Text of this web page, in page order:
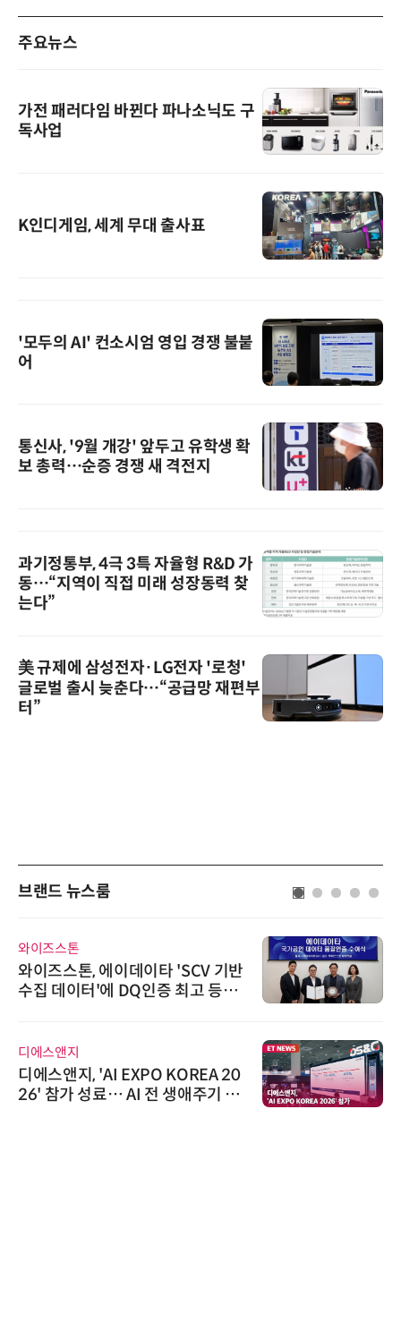
주요뉴스
가전 패러다임 바뀐다 파나소닉도 구
독사업
K인디게임, 세계 무대 출사표
'모두의 AI' 컨소시엄 영입 경쟁 불붙
어
통신사, '9월 개강' 앞두고 유학생 확
보 총력…순증 경쟁 새 격전지
과기정통부, 4극 3특 자율형 R&D 가
동…“지역이 직접 미래 성장동력 찾
는다”
美 규제에 삼성전자·LG전자 '로청'
글로벌 출시 늦춘다…“공급망 재편부
터”
브랜드 뉴스룸
AIPD
“특허분석도 AI와 함께”…IP산업
'AX' 시대 본격화, 지식재산처 1호
다래전략사업화센터
다래전략사업화센터, 'BIO USA 2
026'서 글로벌 빅파마와의 비즈니